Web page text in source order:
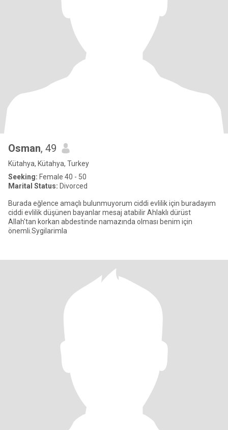
Osman, 49
Kütahya, Kütahya, Turkey
Seeking: Female 40 - 50
Marital Status: Divorced
Burada eğlence amaçlı bulunmuyorum ciddi evlilik için buradayım
ciddi evlilik düşünen bayanlar mesaj atabilir Ahlaklı dürüst
Allah'tan korkan abdestinde namazında olması benim için
önemli.Sygilarimla